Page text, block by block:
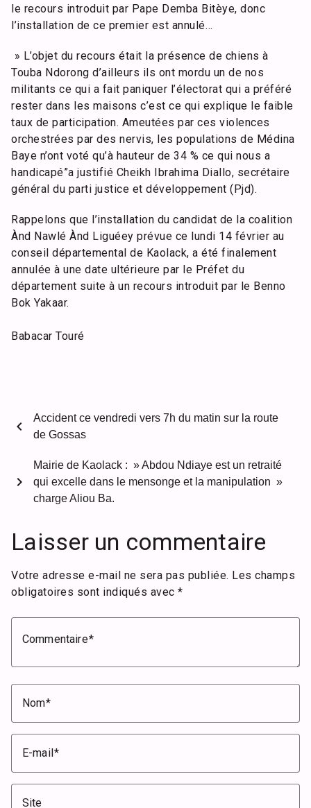
le recours introduit par Pape Demba Bitèye, donc
l’installation de ce premier est annulé…
» L’objet du recours était la présence de chiens à
Touba Ndorong d’ailleurs ils ont mordu un de nos
militants ce qui a fait paniquer l’électorat qui a préféré
rester dans les maisons c’est ce qui explique le faible
taux de participation. Ameutées par ces violences
orchestrées par des nervis, les populations de Médina
Baye n’ont voté qu’à hauteur de 34 % ce qui nous a
handicapé”a justifié Cheikh Ibrahima Diallo, secrétaire
général du parti justice et développement (Pjd).
Rappelons que l’installation du candidat de la coalition
Ànd Nawlé Ànd Liguéey prévue ce lundi 14 février au
conseil départemental de Kaolack, a été finalement
annulée à une date ultérieure par le Préfet du
département suite à un recours introduit par le Benno
Bok Yakaar.
Babacar Touré
chevron_left
Accident ce vendredi vers 7h du matin sur la route
de Gossas
Mairie de Kaolack : » Abdou Ndiaye est un retraité
qui excelle dans le mensonge et la manipulation »
charge Aliou Ba.
chevron_right
Laisser un commentaire
Votre adresse e-mail ne sera pas publiée. Les champs
obligatoires sont indiqués avec *
Commentaire
Nom
E-mail
Site